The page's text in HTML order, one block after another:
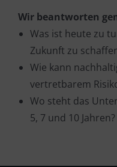
Wir beantworten
Was ist heute zu
Zukunft zu
Wie kann
vertretbarem
Wo steht das
5, 7 und 10 Jahren?